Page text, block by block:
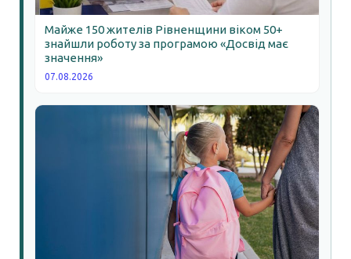
Майже 150 жителів Рівненщини віком 50+
знайшли роботу за програмою «Досвід має
значення»
07.08.2026